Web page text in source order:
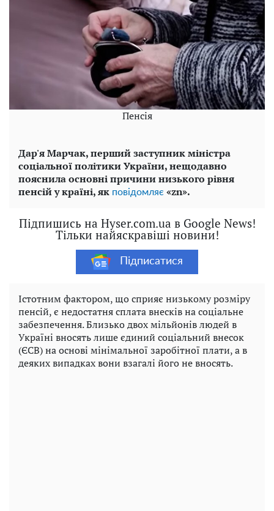
Пенсія
Дар'я Марчак, перший заступник міністра
соціальної політики України, нещодавно
пояснила основні причини низького рівня
пенсій у країні, як повідомляє «zn».
Підпишись на Hyser.com.ua в Google News!
Тільки найяскравіші новини!
Підписатися
Істотним фактором, що сприяє низькому розміру
пенсій, є недостатня сплата внесків на соціальне
забезпечення. Близько двох мільйонів людей в
Україні вносять лише єдиний соціальний внесок
(ЄСВ) на основі мінімальної заробітної плати, а в
деяких випадках вони взагалі його не вносять.